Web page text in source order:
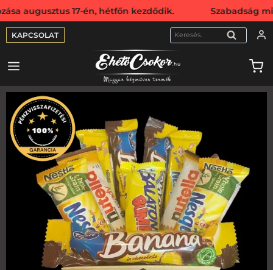
17-én, hétfőn kezdődik. Szabadság miatt
KAPCSOLAT KERESÉS